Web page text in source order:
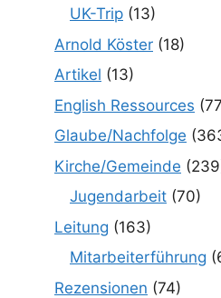
UK-Trip (13)
Arnold Köster (18)
Artikel (13)
English Ressources
Glaube/Nachfolge
Kirche/Gemeinde
Jugendarbeit (70)
Leitung (163)
Mitarbeiterführung
Rezensionen (74)